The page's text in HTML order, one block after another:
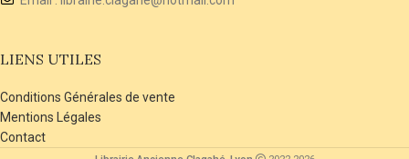
LIENS UTILES
Conditions Générales de vente
Mentions Légales
Contact